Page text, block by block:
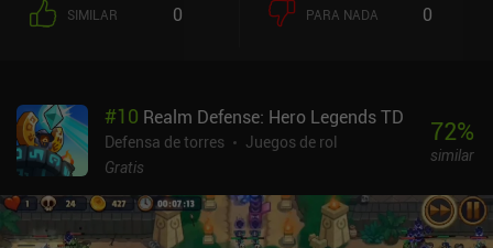
SIMILAR 0 PARA NADA 0
#10 Realm Defense: Hero Legends TD
Defensa de torres
Juegos de rol
Gratis
72%
similar